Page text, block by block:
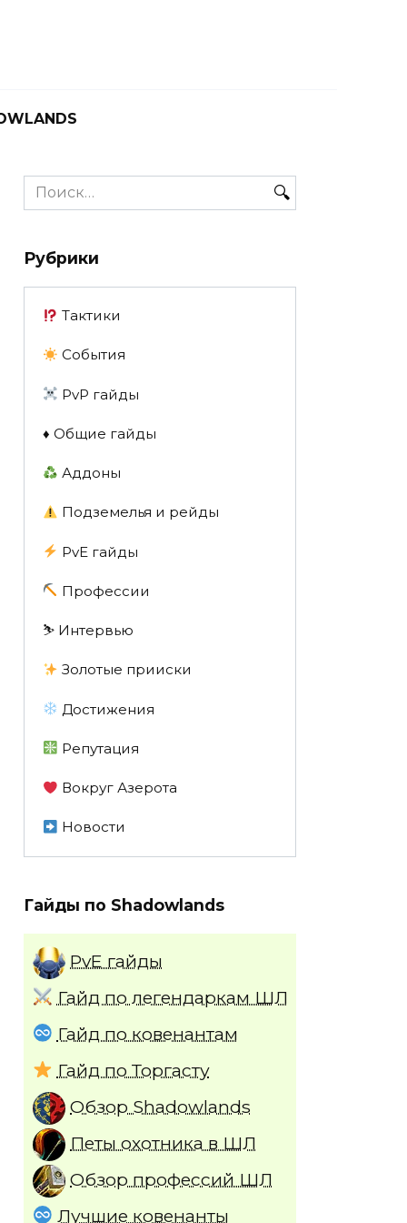
Search
for:
Рубрики
Тактики
События
PvP гайды
♦️ Общие гайды
Аддоны
Подземелья и рейды
PvE гайды
Профессии
⛷️ Интервью
Золотые прииски
Достижения
Репутация
Вокруг Азерота
Новости
Гайды по Shadowlands
PvE гайды
Гайд по легендаркам ШЛ
Гайд по ковенантам
Гайд по Торгасту
Обзор Shadowlands
Петы охотника в ШЛ
Обзор профессий ШЛ
Лучшие ковенанты